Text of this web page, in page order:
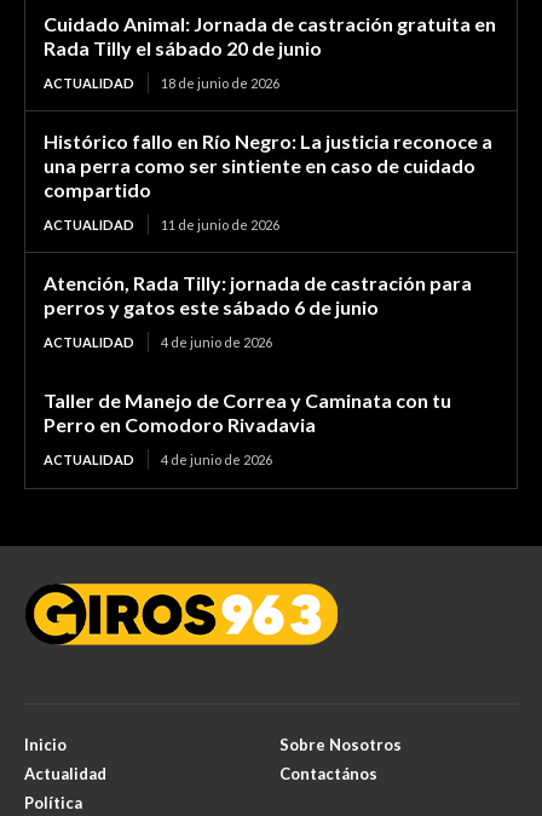
Cuidado Animal: Jornada de castración gratuita en
Rada Tilly el sábado 20 de junio
ACTUALIDAD 18 de junio de 2026
Histórico fallo en Río Negro: La justicia reconoce a
una perra como ser sintiente en caso de cuidado
compartido
ACTUALIDAD 11 de junio de 2026
Atención, Rada Tilly: jornada de castración para
perros y gatos este sábado 6 de junio
ACTUALIDAD 4 de junio de 2026
Taller de Manejo de Correa y Caminata con tu
Perro en Comodoro Rivadavia
ACTUALIDAD 4 de junio de 2026
Inicio
Actualidad
Política
Sobre Nosotros
Contactános